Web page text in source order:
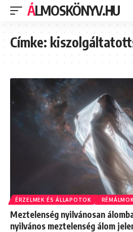
ÁLMOSKÖNYV.HU
Címke:
ÉRZELMEK ÉS ÁLLAPOTOK RÉMÁLMOK
Meztelenség nyilvánosan
nyilvános meztelenség álom